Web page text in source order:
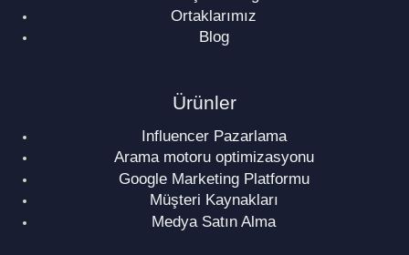
Ortaklarımız
Blog
Ürünler
Influencer Pazarlama
Arama motoru optimizasyonu
Google Marketing Platformu
Müşteri Kaynakları
Medya Satın Alma